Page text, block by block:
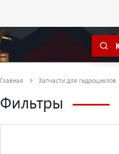
Главная Запчасти для гидроциклов
Фильтры